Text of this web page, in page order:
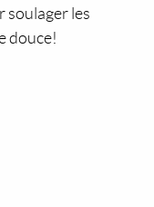
soulager les
douce!